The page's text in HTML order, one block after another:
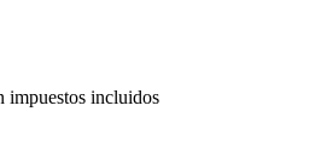
impuestos incluidos